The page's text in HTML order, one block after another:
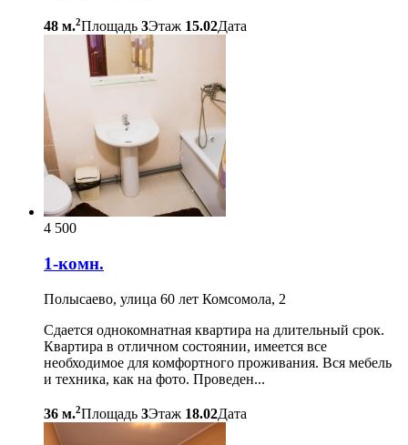
48 м.2Площадь 3Этаж 15.02Дата
4 500
1-комн.
Полысаево, улица 60 лет Комсомола, 2
Сдается однокомнатная квартира на длительный срок.
Квартира в отличном состоянии, имеется все
необходимое для комфортного проживания. Вся мебель
и техника, как на фото. Проведен...
36 м.2Площадь 3Этаж 18.02Дата